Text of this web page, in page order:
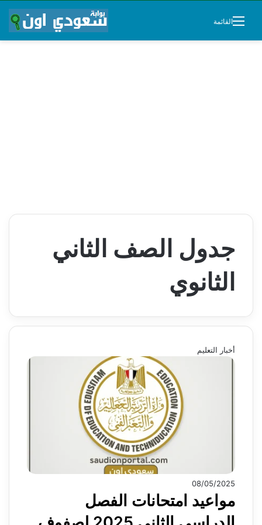
القائمة
جدول الصف الثاني
الثانوي
أخبار التعليم
08/05/2025
مواعيد امتحانات الفصل